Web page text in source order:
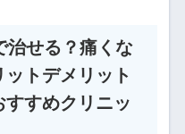
治せる？痛くな
トデメリット
すめクリニッ